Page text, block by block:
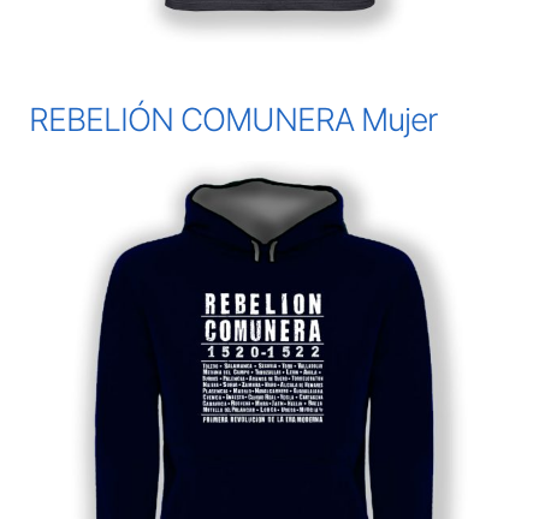
REBELIÓN COMUNERA Mujer